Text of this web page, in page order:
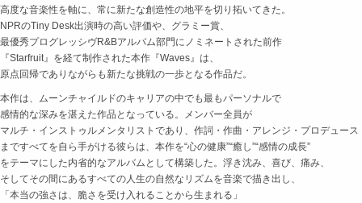
高度な音楽性を軸に、常に新たな創造性の地平を切り拓いてきた。
NPRのTiny Desk出演時の高い評価や、グラミー賞、
最優秀プログレッシヴR&Bアルバム部門にノミネートされた前作
『Starfruit』を経て制作された本作『Waves』は、
原点回帰でありながらも新たな挑戦の一歩となる作品だ。
本作は、ムーンチャイルドのキャリアの中でも最もパーソナルで
感情的な深みを湛えた作品となっている。メンバー全員が
マルチ・インストゥルメンタリストであり、作詞・作曲・アレンジ・プロデュース
まですべてを自ら手がける彼らは、本作を“心の健康”“癒し”“感情の成長”
をテーマにした内省的なアルバムとして構築した。浮き沈み、喜び、痛み、
そしてその間にあるすべての人生の自然なリズムを音楽で描き出し、
「本当の強さは、脆さを受け入れることから生まれる」